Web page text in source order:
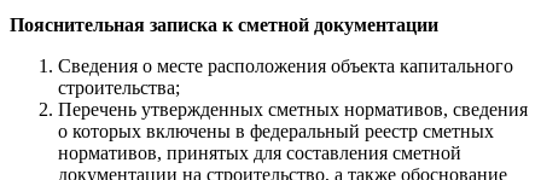
Пояснительная записка к сметной документации
Сведения о месте расположения объекта капитального
строительства;
Перечень утвержденных сметных нормативов, сведения
о которых включены в федеральный реестр сметных
нормативов, принятых для составления сметной
документации на строительство, а также обоснование